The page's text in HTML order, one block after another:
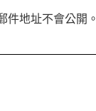
件地址不會公開。